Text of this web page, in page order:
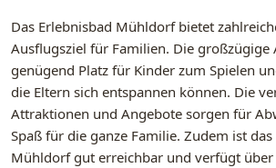
Das Erlebnisbad Mühldorf bietet
Ausflugsziel für Familien. Die großzügige
genügend Platz für Kinder zum Spielen
die Eltern sich entspannen können. Die
Attraktionen und Angebote sorgen für
Spaß für die ganze Familie. Zudem ist
Mühldorf gut erreichbar und verfügt über